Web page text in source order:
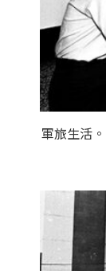
軍旅生活